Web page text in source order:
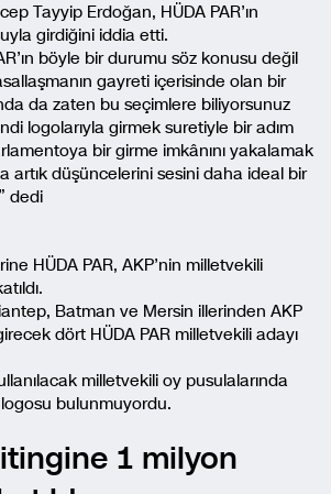
Tayyip Erdoğan, HÜDA PAR’ın
girdiğini iddia etti.
böyle bir durumu söz konusu değil
gayreti içerisinde olan bir
da zaten bu seçimlere biliyorsunuz
logolarıyla girmek suretiyle bir adım
bir girme imkânını yakalamak
artık düşüncelerini sesini daha ideal bir
dedi
HÜDA PAR, AKP’nin milletvekili
Batman ve Mersin illerinden AKP
dört HÜDA PAR milletvekili adayı
milletvekili oy pusulalarında
logosu bulunmuyordu.
1 milyon